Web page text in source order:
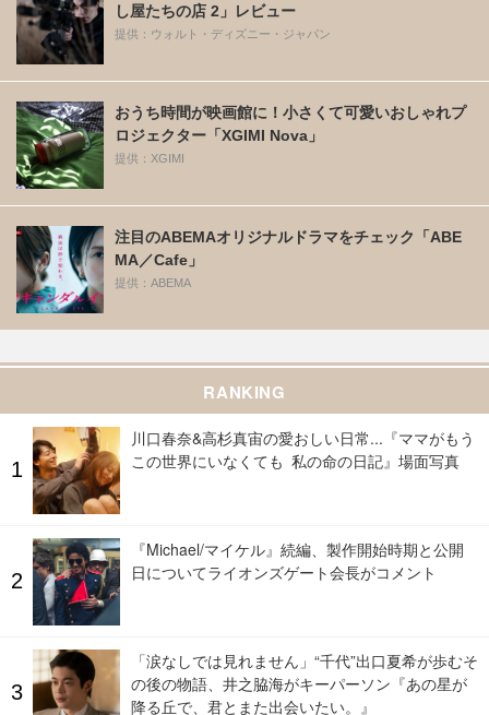
し屋たちの店 2」レビュー
提供：ウォルト・ディズニー・ジャパン
おうち時間が映画館に！小さくて可愛いおしゃれプ
ロジェクター「XGIMI Nova」
提供：XGIMI
注目のABEMAオリジナルドラマをチェック「ABE
MA／Cafe」
提供：ABEMA
RANKING
川口春奈&高杉真宙の愛おしい日常...『ママがもう
この世界にいなくても 私の命の日記』場面写真
『Michael/マイケル』続編、製作開始時期と公開
日についてライオンズゲート会長がコメント
「涙なしでは見れません」“千代”出口夏希が歩むそ
の後の物語、井之脇海がキーパーソン『あの星が
降る丘で、君とまた出会いたい。』